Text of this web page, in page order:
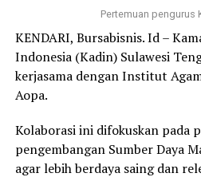
Untuk diketahui publik, bahwa
menyiapkan lahan seluas 4,8
Kecamatan Puuwatu untuk
pembangunan Sekolah Rakyat
tahun 2026, Pemkot Kendari
Sentra Meohai milik Kemensos
pembelajaran.
Pertemuan pengurus
KENDARI, Bursabisnis. Id –
Indonesia (Kadin) Sulawesi
kerjasama dengan Institut
Aopa.
Kolaborasi ini difokuskan pada
pengembangan Sumber Daya
agar lebih berdaya saing dan